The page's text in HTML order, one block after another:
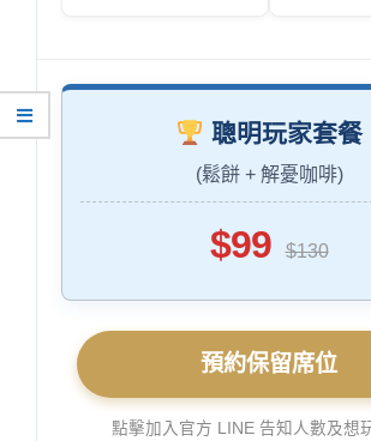
聰明玩家套餐
(鬆餅 + 解憂咖啡)
$99 $130
預約保留席位
點擊加入官方 LINE 告知人數及想